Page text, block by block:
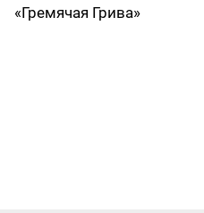
«Гремячая Грива»